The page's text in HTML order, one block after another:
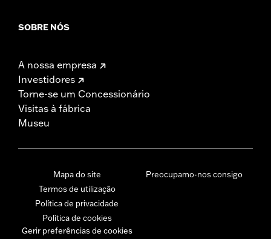
SOBRE NÓS
A nossa empresa
Investidores
Torne-se um Concessionário
Visitas à fábrica
Museu
Mapa do site
Termos de utilização
Política de privacidade
Política de cookies
Gerir preferências de cookies
Preocupamo-nos consigo